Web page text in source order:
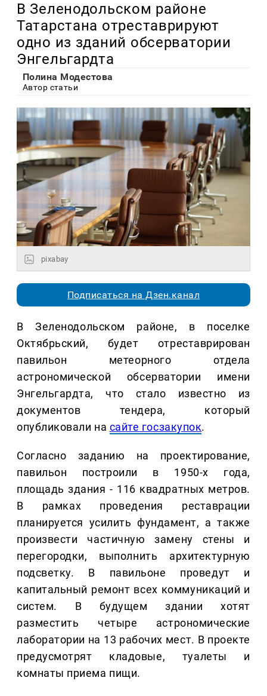
В Зеленодольском районе
Татарстана отреставрируют
одно из зданий обсерватории
Энгельгардта
Полина Модестова
Автор статьи
pixabay
Подписаться на Дзен.канал
В Зеленодольском районе, в поселке
Октябрьский, будет отреставрирован
павильон метеорного отдела
астрономической обсерватории имени
Энгельгардта, что стало известно из
документов тендера, который
опубликовали на сайте госзакупок.
Согласно заданию на проектирование,
павильон построили в 1950-х года,
площадь здания - 116 квадратных метров.
В рамках проведения реставрации
планируется усилить фундамент, а также
произвести частичную замену стены и
перегородки, выполнить архитектурную
подсветку. В павильоне проведут и
капитальный ремонт всех коммуникаций и
систем. В будущем здании хотят
разместить четыре астрономические
лаборатории на 13 рабочих мест. В проекте
предусмотрят кладовые, туалеты и
комнаты приема пищи.